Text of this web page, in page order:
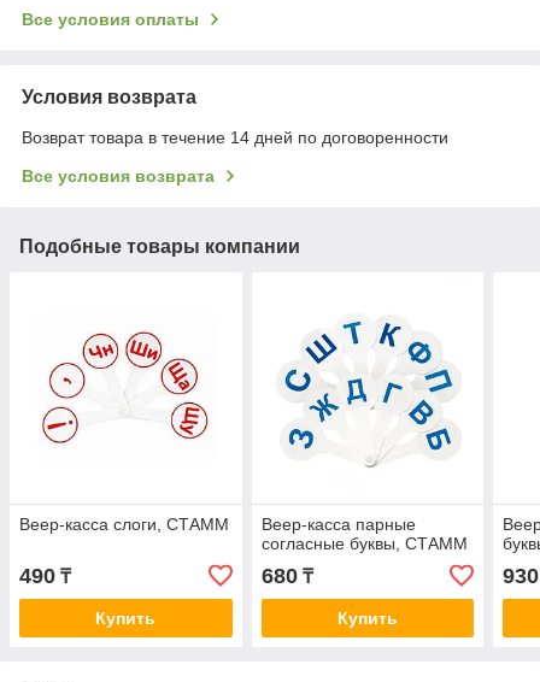
Все условия оплаты
Условия возврата
Возврат товара в течение 14 дней по договоренности
Все условия возврата
Подобные товары компании
Веер-касса слоги, СТАММ
490 ₸
Купить
Веер-касса парные
согласные буквы, СТАММ
680₸
Купить
930